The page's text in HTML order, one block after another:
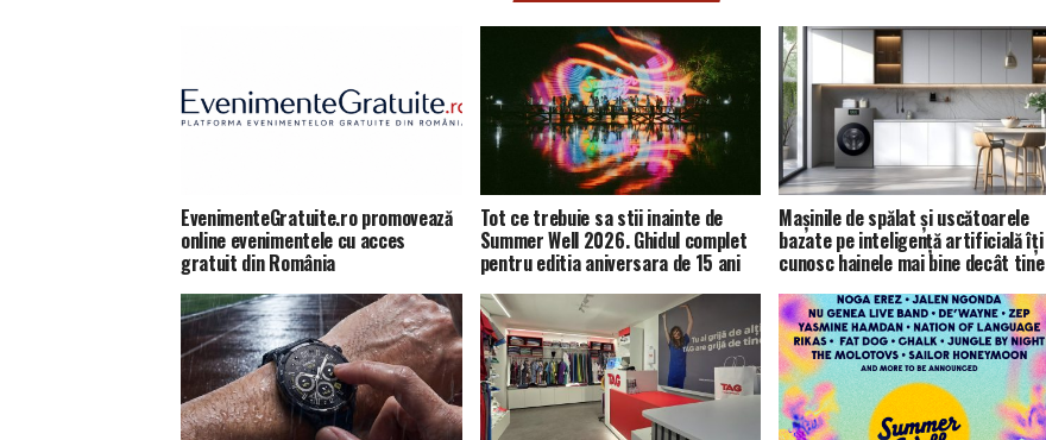
EvenimenteGratuite.ro promovează
online evenimentele cu acces
gratuit din România
Tot ce trebuie sa stii inainte de
Summer Well 2026. Ghidul complet
pentru editia aniversara de 15 ani
Mașinile de spălat și uscătoarele
bazate pe inteligență artificială îți
cunosc hainele mai bine decât tine